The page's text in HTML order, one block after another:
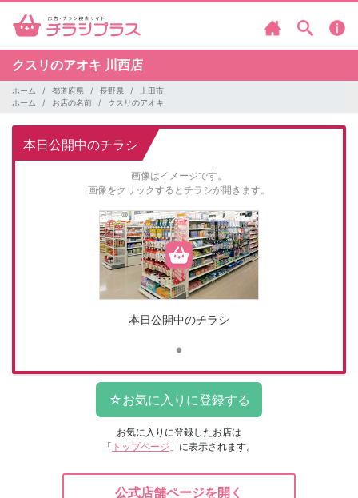
クスリのアオキ 川西店
ホーム 都道府県 長野県
上田市
ホーム
お店の名前 クスリのアオキ
本日公開中のチラシ
画像はイメージです。
画像をクリックするとチラシが開きます。
本日公開中のチラシ
お気に入りに登録したお店は
「 トップページ 」に表示されます。
公式店舗ページを開く